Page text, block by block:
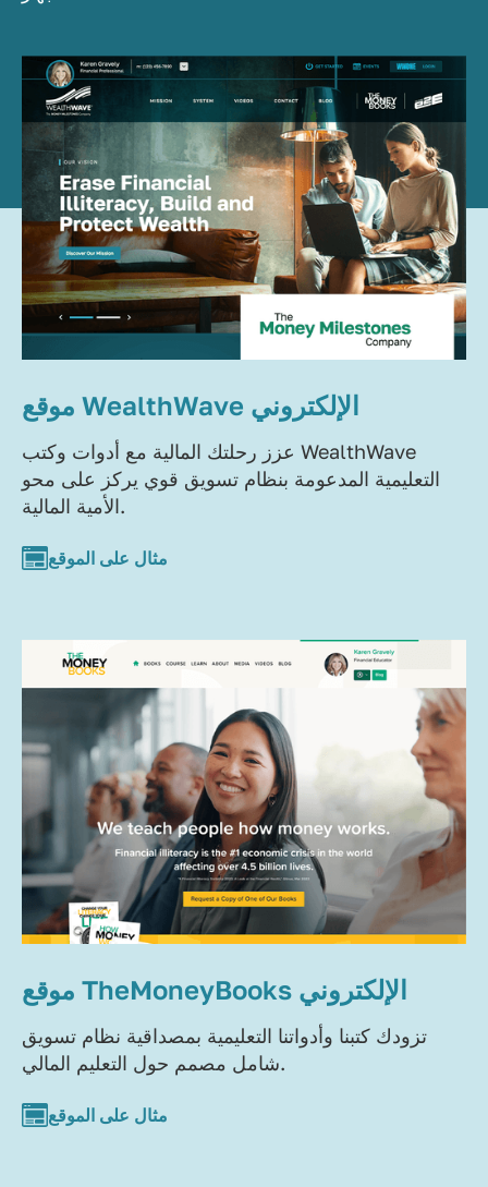
موقع WealthWave الإلكتروني
عزز رحلتك المالية مع أدوات وكتب WealthWave
التعليمية المدعومة بنظام تسويق قوي يركز على محو
الأمية المالية.
مثال على الموقع
موقع TheMoneyBooks الإلكتروني
تزودك كتبنا وأدواتنا التعليمية بمصداقية نظام تسويق
شامل مصمم حول التعليم المالي.
مثال على الموقع